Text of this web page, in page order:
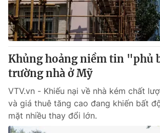
Thế giới đó đây
Câu chuyện quốc tế
Tài chính
Thị trường
Góc doanh nghiệp
Dữ liệu và đời sống
Truyền hình
Phim VTV
Hậu trường
Nhân vật
Giải trí
Điện ảnh
Âm nhạc
Đời sống
Khủng hoảng niềm tin "phủ
trường nhà ở Mỹ
VTV.vn - Khiếu nại về nhà kém chất
và giá thuê tăng cao đang khiến bất
mặt nhiều thay đổi lớn.